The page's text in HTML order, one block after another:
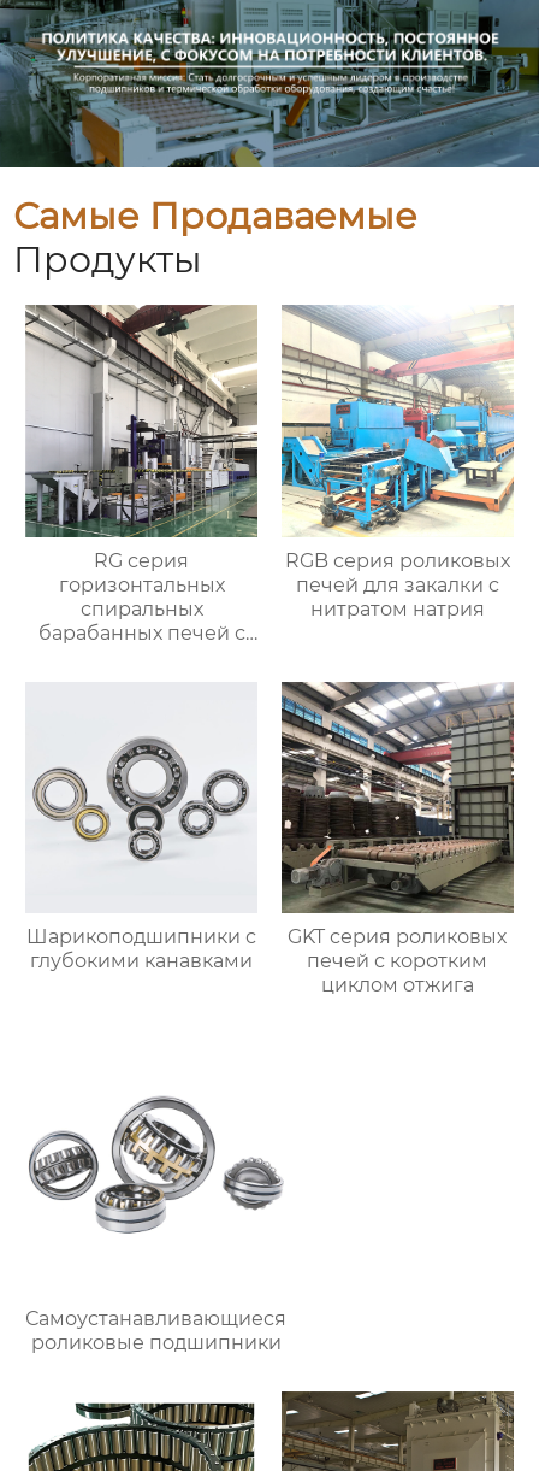
Самые Продаваемые
Продукты
RG серия
горизонтальных
спиральных
барабанных печей с
RGB серия роликовых
печей для закалки с
нитратом натрия
Шарикоподшипники с
глубокими канавками
GKT серия роликовых
печей с коротким
циклом отжига
Самоустанавливающиеся
роликовые подшипники